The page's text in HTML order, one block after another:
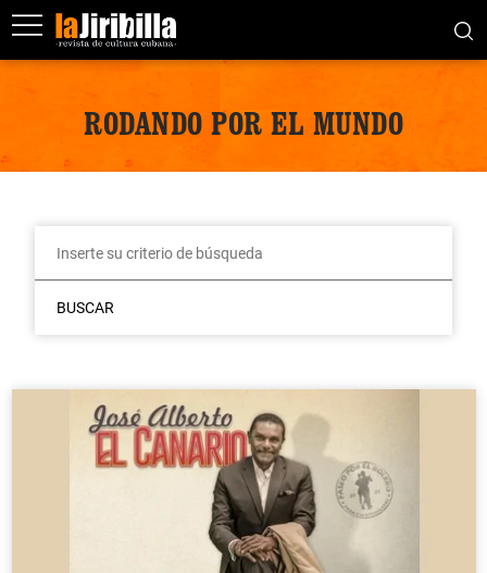
RODANDO POR EL MUNDO
BUSCAR